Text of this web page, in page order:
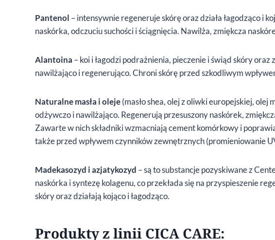
Pantenol – intensywnie regeneruje skórę oraz działa łagodząco i
naskórka, odczuciu suchości i ściągnięcia. Nawilża, zmiękcza
Alantoina – koi i łagodzi podrażnienia, pieczenie i świąd skóry oraz
nawilżająco i regenerująco. Chroni skórę przed szkodliwym
Naturalne masła i oleje(masło shea, olej z oliwki europejskiej, olej
odżywczo i nawilżająco. Regenerują przesuszony naskórek,
Zawarte w nich składniki wzmacniają cement komórkowy i
także przed wpływem czynników zewnętrznych (promieniowanie
Madekasozyd i azjatykozyd – są to substancje pozyskiwane z
naskórka i syntezę kolagenu, co przekłada się na przyspieszenie
skóry oraz działają kojąco i łagodząco.
Produkty z linii CICA CARE: